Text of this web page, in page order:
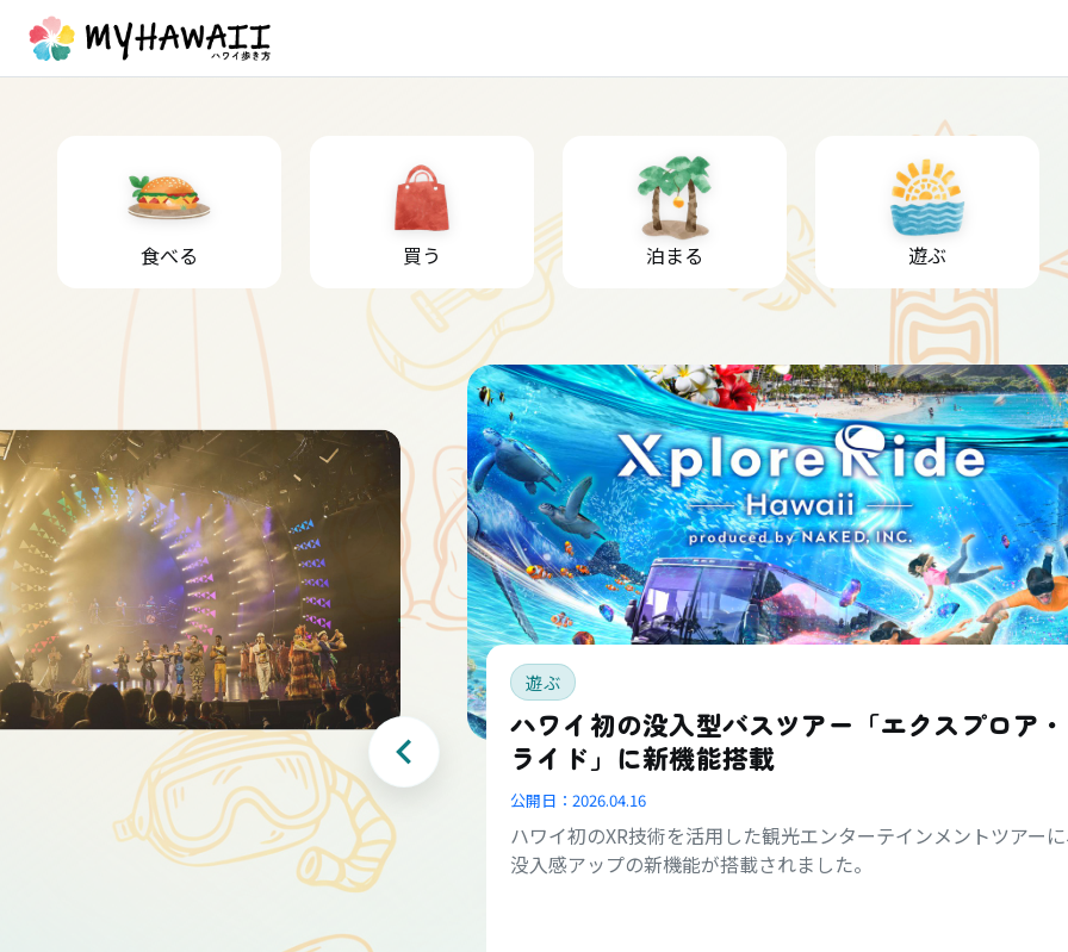
食べる 買う 泊まる 遊ぶ
遊ぶ
ハワイ初の没入型バスツアー「エクスプロア・
ライド」に新機能搭載
公開日： 2026.04.16
ハワイ初のXR技術を活用した観光エンターテインメントツアー
没入感アップの新機能が搭載されました。